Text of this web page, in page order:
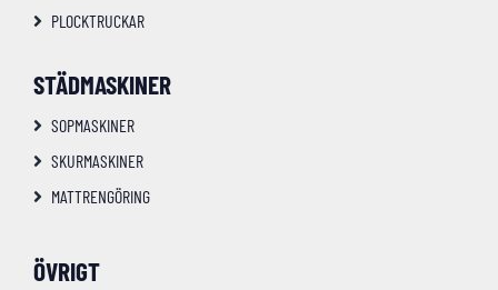
PLOCKTRUCKAR
STÄDMASKINER
SOPMASKINER
SKURMASKINER
MATTRENGÖRING
ÖVRIGT